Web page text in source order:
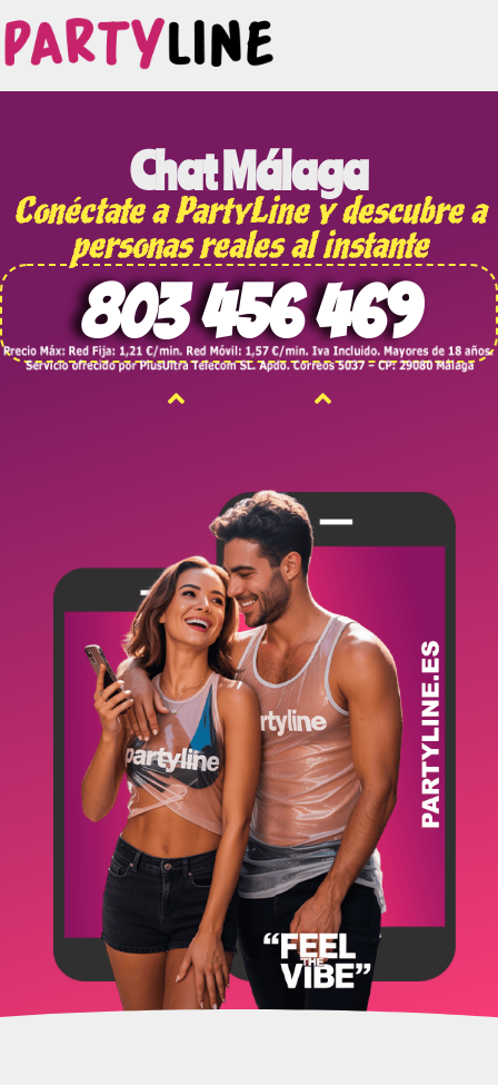
Chat Málaga
Conéctate a PartyLine y descubre a
personas reales al instante
803 456 469